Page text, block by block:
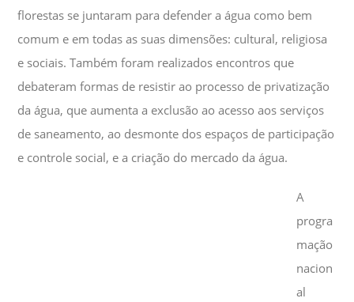
florestas se juntaram para defender a água como bem
comum e em todas as suas dimensões: cultural, religiosa
e sociais. Também foram realizados encontros que
debateram formas de resistir ao processo de privatização
da água, que aumenta a exclusão ao acesso aos serviços
de saneamento, ao desmonte dos espaços de participação
e controle social, e a criação do mercado da água.
A
progra
mação
nacion
al